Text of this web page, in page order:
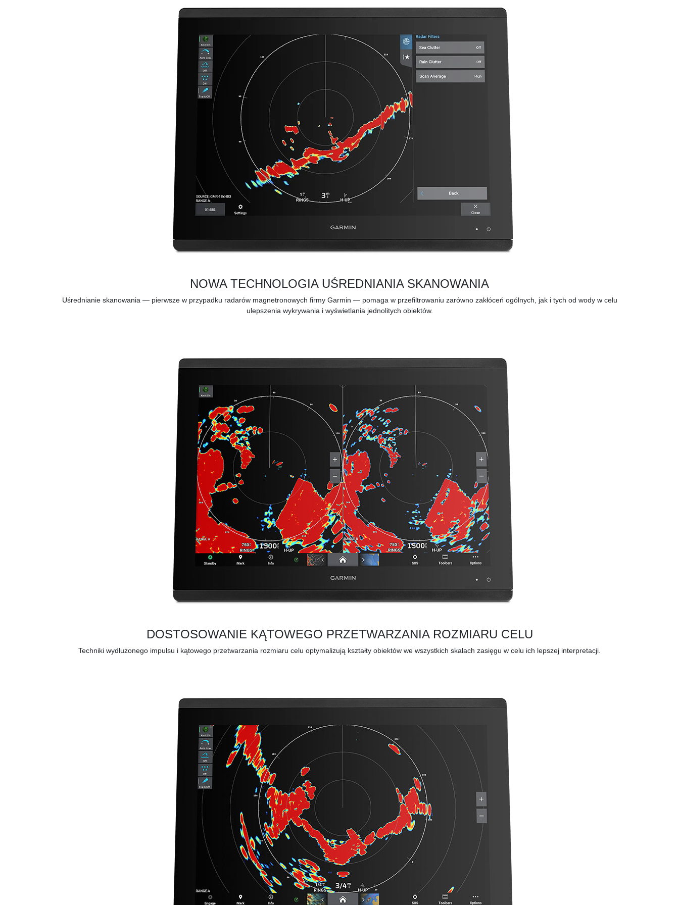
NOWA TECHNOLOGIA UŚREDNIANIA SKANOWANIA
Uśrednianie skanowania — pierwsze w przypadku radarów magnetronowych firmy Garmin — pomaga w przefiltrowaniu zarówno zakłóceń ogólnych, jak i tych od wody w celu
ulepszenia wykrywania i wyświetlania jednolitych obiektów.
DOSTOSOWANIE KĄTOWEGO PRZETWARZANIA ROZMIARU CELU
Techniki wydłużonego impulsu i kątowego przetwarzania rozmiaru celu optymalizują kształty obiektów we wszystkich skalach zasięgu w celu ich lepszej interpretacji.